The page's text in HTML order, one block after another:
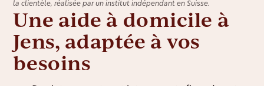
la clientèle, réalisée par un institut indépendant en Suisse.
Une aide à domicile à
Jens, adaptée à vos
besoins